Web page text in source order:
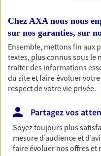
Moto, trouvez
que vous êtes.
Découvrir l'offre Moto
OBTENIR
Pour un avenir serein,
contrat prévoyance.
d'accident ou de
garanties incapacité
Chez AXA nous nous
sur nos garanties, sur
Ensemble, mettons fin aux
textes, plus connus sous le
traiter des informations
du site et faire évoluer
respect de votre vie privée.
Partagez vos
Soyez toujours plus
mesure d’audience et
faire évoluer nos offres et